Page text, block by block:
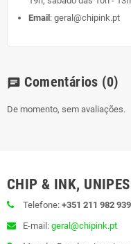
Email : geral@chipink.pt
chat Comentários (0)
De momento, sem avaliações.
CHIP & INK,
Telefone: +351 211 982 939
E-mail: geral@chipink.pt